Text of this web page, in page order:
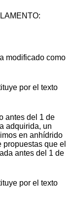
modificado como
por el texto
antes del 1 de
adquirida, un
en anhídrido
que el
antes del 1 de
por el texto